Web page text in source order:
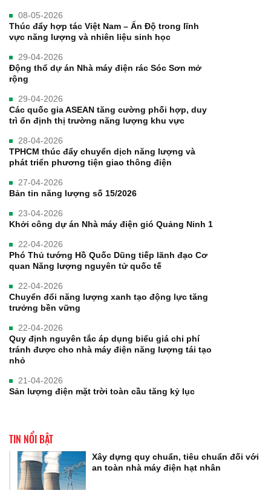
08-05-2026
Thúc đẩy hợp tác Việt Nam – Ấn Độ trong lĩnh
vực năng lượng và nhiên liệu sinh học
29-04-2026
Động thổ dự án Nhà máy điện rác Sóc Sơn mở
rộng
29-04-2026
Các quốc gia ASEAN tăng cường phối hợp, duy
trì ổn định thị trường năng lượng khu vực
28-04-2026
TPHCM thúc đẩy chuyển dịch năng lượng và
phát triển phương tiện giao thông điện
27-04-2026
Bản tin năng lượng số 15/2026
23-04-2026
Khởi công dự án Nhà máy điện gió Quảng Ninh 1
22-04-2026
Phó Thủ tướng Hồ Quốc Dũng tiếp lãnh đạo Cơ
quan Năng lượng nguyên tử quốc tế
22-04-2026
Chuyển đổi năng lượng xanh tạo động lực tăng
trưởng bền vững
22-04-2026
Quy định nguyên tắc áp dụng biểu giá chi phí
tránh được cho nhà máy điện năng lượng tái tạo
nhỏ
21-04-2026
Sản lượng điện mặt trời toàn cầu tăng kỷ lục
TIN NỔI BẬT
Xây dựng quy chuẩn, tiêu chuẩn đối với
an toàn nhà máy điện hạt nhân